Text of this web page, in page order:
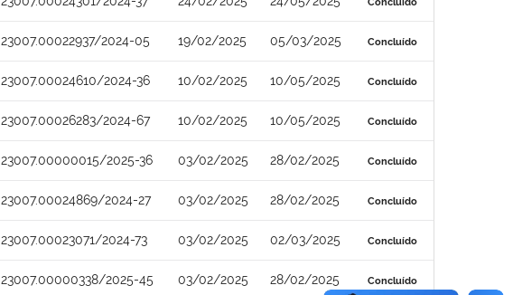
23007.00022937/2024-05 19/02/2025 05/03/2025 Concluído
23007.00024610/2024-36 10/02/2025 10/05/2025 Concluído
23007.00026283/2024-67 10/02/2025 10/05/2025 Concluído
23007.00000015/2025-36 03/02/2025 28/02/2025 Concluído
23007.00024869/2024-27 03/02/2025 28/02/2025 Concluído
23007.00023071/2024-73 03/02/2025 02/03/2025 Concluído
23007.00000338/2025-45 03/02/2025 28/02/2025 Concluído